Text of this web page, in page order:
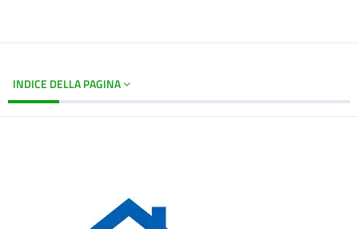
INDICE DELLA PAGINA